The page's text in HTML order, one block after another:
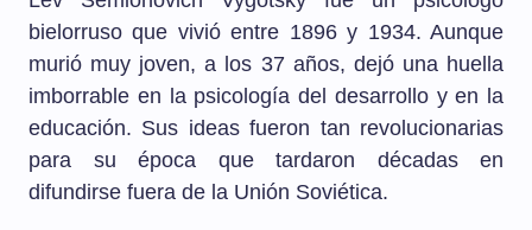
bielorruso que vivió entre 1896 y 1934. Aunque
murió muy joven, a los 37 años, dejó una huella
imborrable en la psicología del desarrollo y en la
educación. Sus ideas fueron tan revolucionarias
para su época que tardaron décadas en
difundirse fuera de la Unión Soviética.